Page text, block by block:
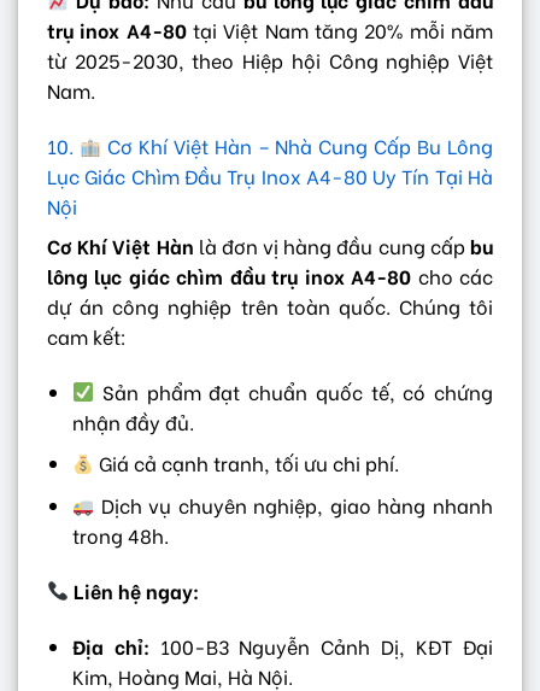
trụ inox A4-80tại Việt Nam tăng 20% mỗi năm
từ 2025-2030, theo Hiệp hội Công nghiệp Việt
Nam.
10.
Cơ Khí Việt Hàn – Nhà Cung Cấp Bu Lông
Lục Giác Chìm Đầu Trụ Inox A4-80 Uy Tín Tại Hà
Nội
Cơ Khí Việt Hàn là đơn vị hàng đầu cung cấpbu
lông lục giác chìm đầu trụ inox A4-80 cho các
dự án công nghiệp trên toàn quốc. Chúng tôi
cam kết:
Sản phẩm đạt chuẩn quốc tế, có chứng
nhận đầy đủ.
Giá cả cạnh tranh, tối ưu chi phí.
Dịch vụ chuyên nghiệp, giao hàng nhanh
trong 48h.
Liên hệ ngay:
Địa chỉ: 100-B3 Nguyễn Cảnh Dị, KĐT Đại
Kim, Hoàng Mai, Hà Nội.